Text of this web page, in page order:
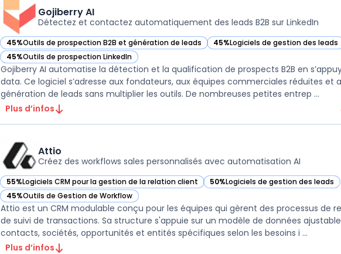
Gojiberry AI
Détectez et contactez automatiquement des leads B2B sur LinkedIn
45%Outils de prospection B2B et génération de leads
— voir Gojiberry AI dans cette catégorie 45%Logiciels de gestion des leads
— voir Gojiberry AI dans cette
45%Outils de prospection LinkedIn
— voir Gojiberry AI dans cette catégorie
Gojiberry AI automatise la détection et la qualification de prospects B2B en
data. Ce logiciel s’adresse aux fondateurs, aux équipes commerciales réduites et
génération de leads sans multiplier les outils. De nombreuses petites entrep ...
Plus d’infos
Attio
Créez des workflows sales personnalisés avec automatisation AI
55%Logiciels CRM pour la gestion de la relation client
— voir Attio dans cette catégorie 50%Logiciels de gestion des leads
— voir Attio dans cette catégorie
45%Outils de Gestion de Workflow
— voir Attio dans cette catégorie
Attio est un CRM modulable conçu pour les équipes qui gèrent des processus de
de suivi de transactions. Sa structure s'appuie sur un modèle de données
contacts, sociétés, opportunités et entités spécifiques selon les besoins i ...
Plus d’infos